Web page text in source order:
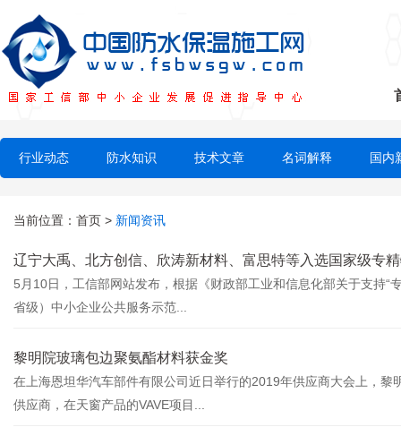
行业动态 防水知识 技术文章 名词解释 国内
当前位置： 首页 > 新闻资讯
辽宁大禹、北方创信、欣涛新材料、富思特等入选国家级专
5月10日，工信部网站发布，根据《财政部工业和信息化部关于支持“
省级）中小企业公共服务示范...
黎明院玻璃包边聚氨酯材料获金奖
在上海恩坦华汽车部件有限公司近日举行的2019年供应商大会上，
供应商，在天窗产品的VAVE项目...